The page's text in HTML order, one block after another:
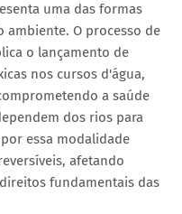
uma das formas
ambiente. O processo de
o lançamento de
nos cursos d'água,
a saúde
dos rios para
essa modalidade
afetando
fundamentais das